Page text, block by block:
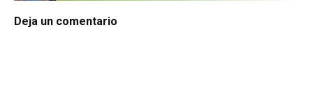
Deja un comentario